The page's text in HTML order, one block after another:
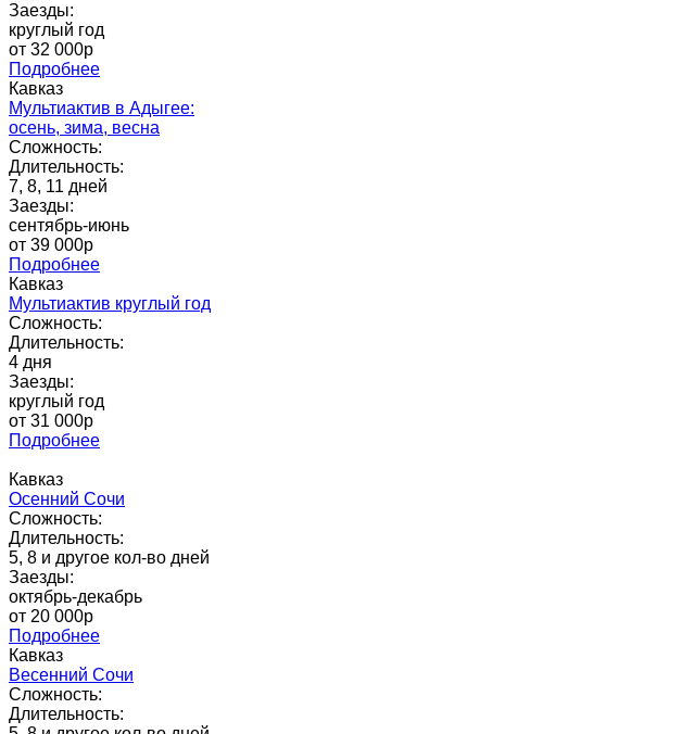
Заезды:
круглый год
от 32 000p
Подробнее
Кавказ
Мультиактив в Адыгее:
осень, зима, весна
Сложность:
Длительность:
7, 8, 11 дней
Заезды:
сентябрь-июнь
от 39 000p
Подробнее
Кавказ
Мультиактив круглый год
Сложность:
Длительность:
4 дня
Заезды:
круглый год
от 31 000p
Подробнее
Кавказ
Осенний Сочи
Сложность:
Длительность:
5, 8 и другое кол-во дней
Заезды:
октябрь-декабрь
от 20 000p
Подробнее
Кавказ
Весенний Сочи
Сложность:
Длительность: